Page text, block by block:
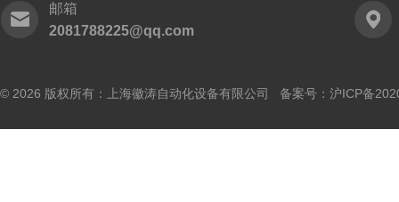
邮箱
2081788225@qq.com
© 2026 版权所有：上海徽涛自动化设备有限公司 备案号： 沪ICP备